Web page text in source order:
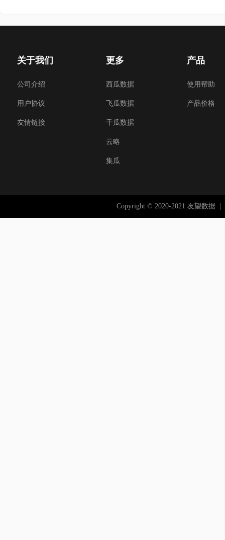
关于我们
公司介绍
用户协议
友情链接
更多
西瓜数据
飞瓜数据
千瓜数据
云略
集瓜
产品
使用帮助
产品价格
Copyright © 2020-2021 友望数据